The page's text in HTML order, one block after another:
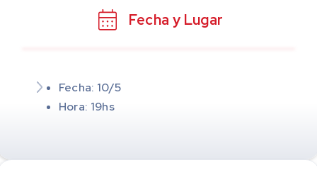
Fecha y Lugar
Fecha: 10/5
Hora: 19hs